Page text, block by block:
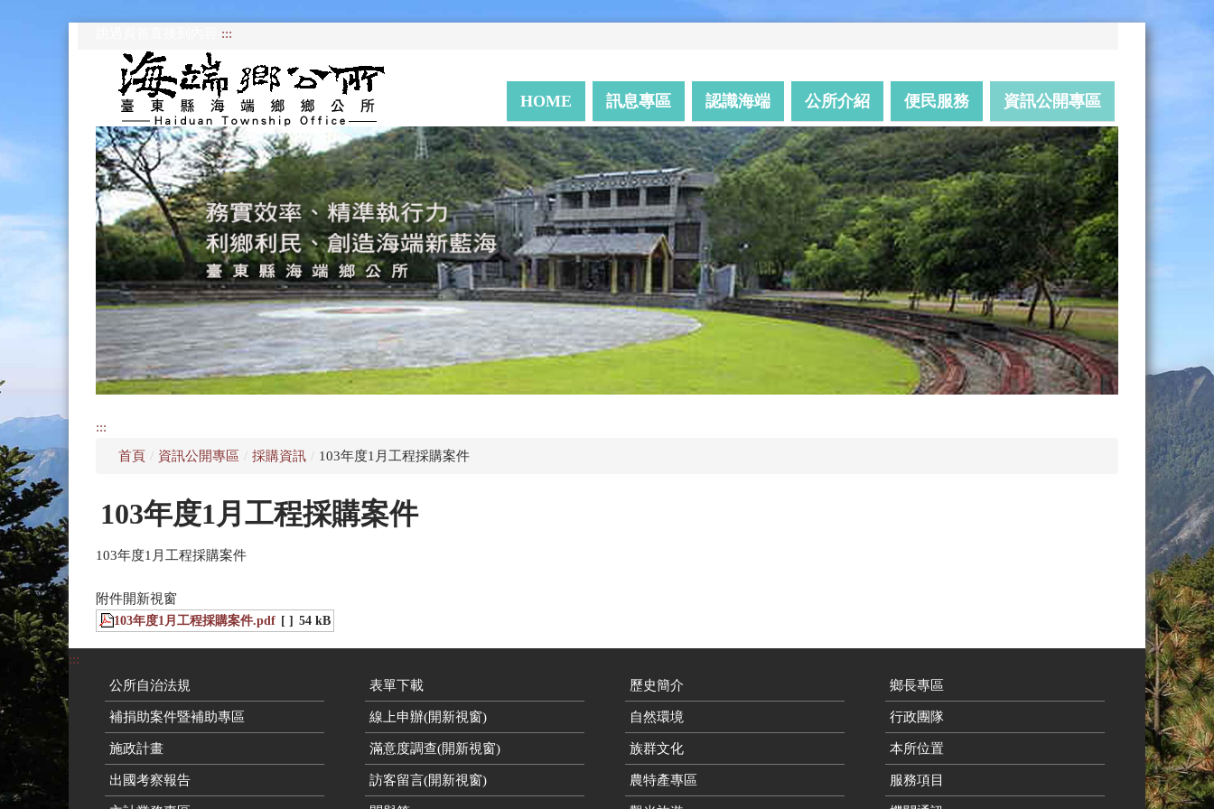
:::
HOME 訊息專區 認識海端 公所介紹 便民服務 資訊公開專區
:::
首頁 / 資訊公開專區 / 採購資訊 / 103年度1月工程採購案件
103年度1月工程採購案件
103年度1月工程採購案件
附件開新視窗
103年度1月工程採購案件.pdf [ ] 54 kB
:::
公所自治法規
補捐助案件暨補助專區
施政計畫
出國考察報告
表單下載
線上申辦(開新視窗)
滿意度調查(開新視窗)
訪客留言(開新視窗)
歷史簡介
自然環境
族群文化
農特產專區
鄉長專區
行政團隊
本所位置
服務項目